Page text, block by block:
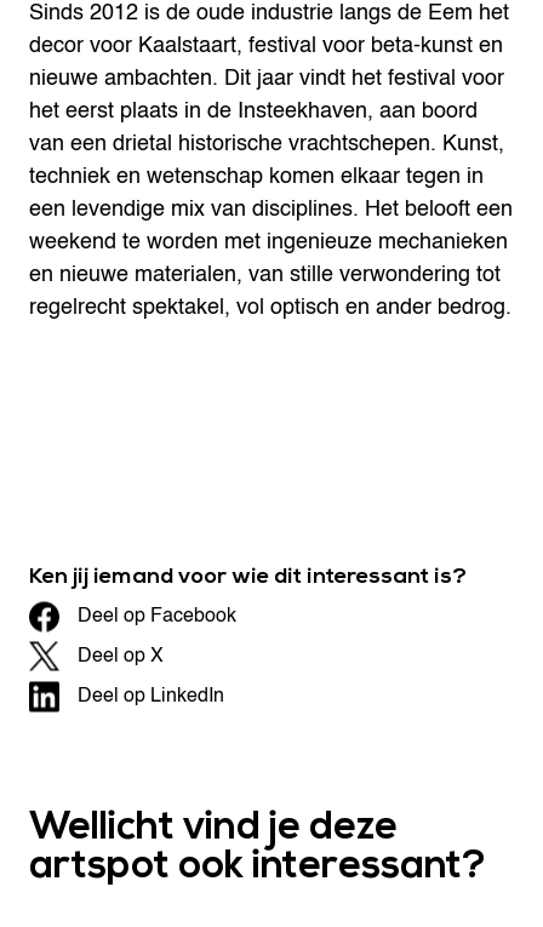
Sinds 2012 is de oude industrie langs de Eem het
decor voor Kaalstaart, festival voor beta-kunst en
nieuwe ambachten. Dit jaar vindt het festival voor
het eerst plaats in de Insteekhaven, aan boord
van een drietal historische vrachtschepen. Kunst,
techniek en wetenschap komen elkaar tegen in
een levendige mix van disciplines. Het belooft een
weekend te worden met ingenieuze mechanieken
en nieuwe materialen, van stille verwondering tot
regelrecht spektakel, vol optisch en ander bedrog.
Ken jij iemand voor wie dit interessant is?
Deel op Facebook
Deel op X
Deel op LinkedIn
Wellicht vind je deze
artspot ook interessant?